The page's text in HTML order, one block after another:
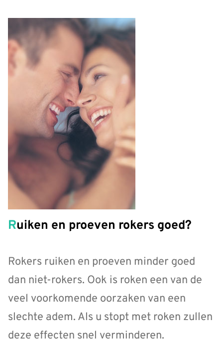
Ruiken en proeven rokers goed?
Rokers ruiken en proeven minder goed
dan niet-rokers. Ook is roken een van de
veel voorkomende oorzaken van een
slechte adem. Als u stopt met roken zullen
deze effecten snel verminderen.